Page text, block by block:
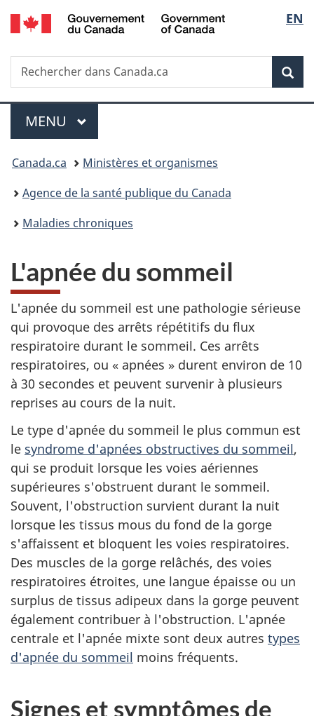
Passer
au
principal
Passer
à
Au
du
Passer
à
version
simplifiée
de
la
EN
Recherche
Rechercher
dans
Menu
MENU PRINCIPAL
Vous
êtes
ici :
Canada.ca
Ministères et organismes
Agence de la santé publique du Canada
Maladies chroniques
L'apnée du sommeil
L'apnée du sommeil est une pathologie sérieuse
qui provoque des arrêts répétitifs du flux
respiratoire durant le sommeil. Ces arrêts
respiratoires, ou « apnées » durent environ de 10
à 30 secondes et peuvent survenir à plusieurs
reprises au cours de la nuit.
Le type d'apnée du sommeil le plus commun est
le syndrome d'apnées obstructives du sommeil,
qui se produit lorsque les voies aériennes
supérieures s'obstruent durant le sommeil.
Souvent, l'obstruction survient durant la nuit
lorsque les tissus mous du fond de la gorge
s'affaissent et bloquent les voies respiratoires.
Des muscles de la gorge relâchés, des voies
respiratoires étroites, une langue épaisse ou un
surplus de tissus adipeux dans la gorge peuvent
également contribuer à l'obstruction. L'apnée
centrale et l'apnée mixte sont deux autres types
d'apnée du sommeil moins fréquents.
Signes et symptômes de